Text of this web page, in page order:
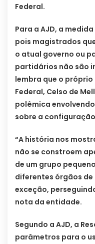
Federal.
Para a AJD, a
pois magistrados
o atual governo ou
partidários não são
lembra que o
Federal, Celso de
polêmica
sobre a
“A história nos
não se constroem
de um grupo
diferentes órgãos
exceção,
nota da entidade.
Segundo a AJD, a
parâmetros para o